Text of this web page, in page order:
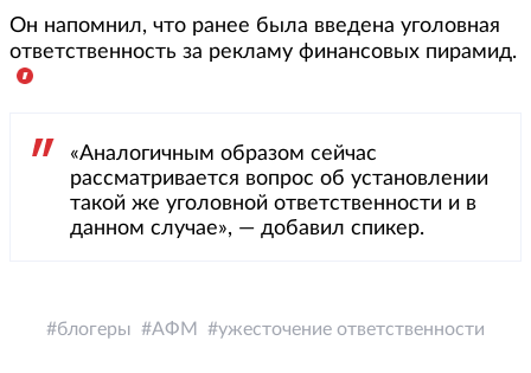
Он напомнил, что ранее была введена уголовная
ответственность за рекламу финансовых пирамид.
«Аналогичным образом сейчас
рассматривается вопрос об установлении
такой же уголовной ответственности и в
данном случае», — добавил спикер.
блогеры АФМ ужесточение ответственности